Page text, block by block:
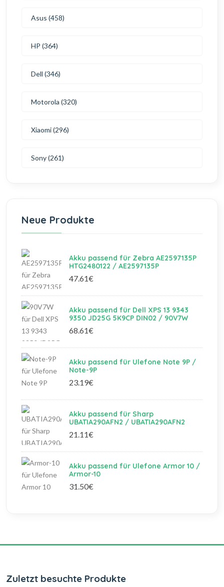
Asus (458)
HP (364)
Dell (346)
Motorola (320)
Xiaomi (296)
Sony (261)
Neue Produkte
Akku passend für Zebra AE2597135P
HTG2480122 / AE2597135P
47.61€
Akku passend für Dell XPS 13 9343
9350 JD25G 5K9CP DIN02 / 90V7W
68.61€
Akku passend für Ulefone Note 9P /
Note-9P
23.19€
Akku passend für Sharp
UBATIA290AFN2 / UBATIA290AFN2
21.11€
Akku passend für Ulefone Armor 10 /
Armor-10
31.50€
Zuletzt besuchte Produkte